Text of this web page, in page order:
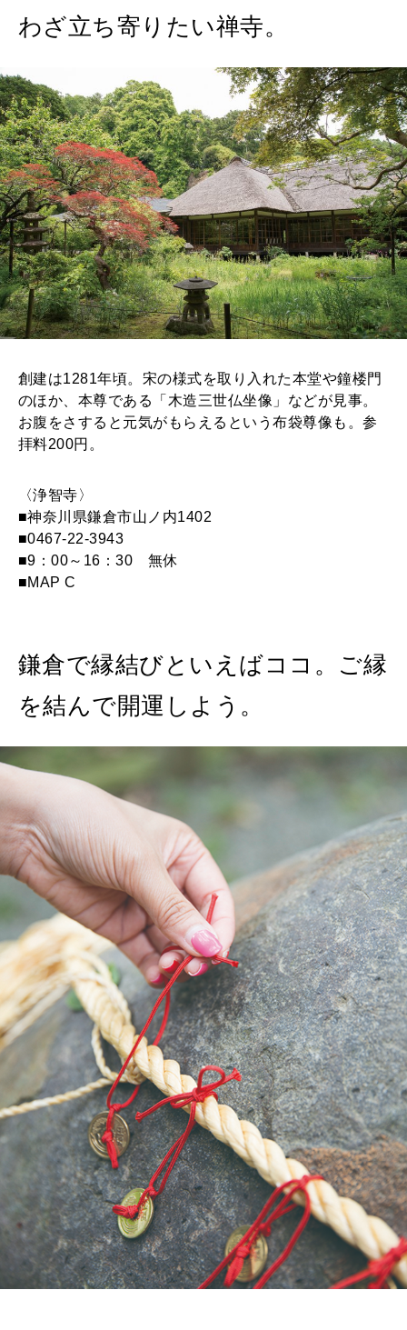
わざ立ち寄りたい禅寺。
創建は1281年頃。宋の様式を取り入れた本堂や鐘楼門
のほか、本尊である「木造三世仏坐像」などが見事。
お腹をさすると元気がもらえるという布袋尊像も。参
拝料200円。
〈浄智寺〉
■神奈川県鎌倉市山ノ内1402
■0467-22-3943
■9：00～16：30 無休
■MAP C
鎌倉で縁結びといえばココ。ご縁
を結んで開運しよう。